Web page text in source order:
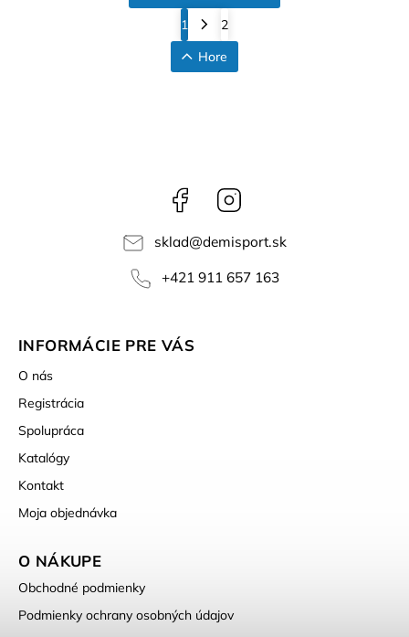
1
2
Hore
Facebook
sklad@demisport.sk
+421 911 657 163
INFORMÁCIE PRE VÁS
O nás
Registrácia
Spolupráca
Katalógy
Kontakt
Moja objednávka
O NÁKUPE
Obchodné podmienky
Podmienky ochrany osobných údajov